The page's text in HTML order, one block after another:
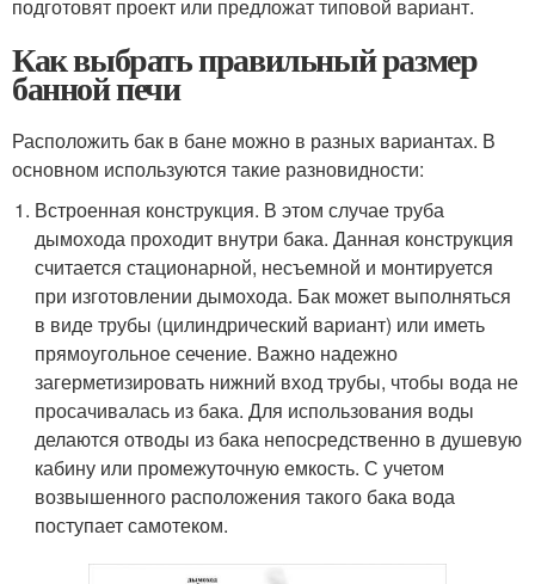
подготовят проект или предложат типовой вариант.
Как выбрать правильный размер
банной печи
Расположить бак в бане можно в разных вариантах. В
основном используются такие разновидности:
Встроенная конструкция. В этом случае труба
дымохода проходит внутри бака. Данная конструкция
считается стационарной, несъемной и монтируется
при изготовлении дымохода. Бак может выполняться
в виде трубы (цилиндрический вариант) или иметь
прямоугольное сечение. Важно надежно
загерметизировать нижний вход трубы, чтобы вода не
просачивалась из бака. Для использования воды
делаются отводы из бака непосредственно в душевую
кабину или промежуточную емкость. С учетом
возвышенного расположения такого бака вода
поступает самотеком.